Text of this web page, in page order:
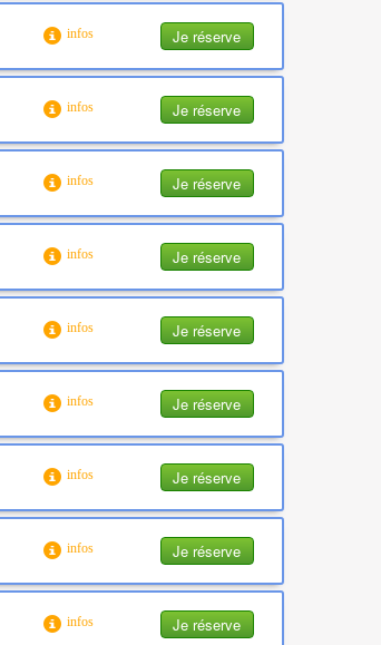
Je réserve
infos
Je réserve
infos
Je réserve
infos
Je réserve
infos
Je réserve
infos
Je réserve
infos
Je réserve
infos
Je réserve
infos
Je réserve
infos